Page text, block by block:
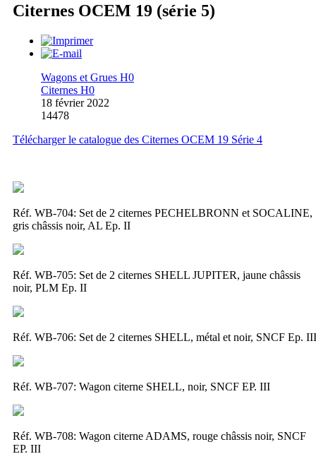
Citernes OCEM 19 (série 5)
Wagons et Grues H0
Citernes H0
18 février 2022
14478
Télécharger le catalogue des Citernes OCEM 19 Série 4
Réf. WB-704: Set de 2 citernes PECHELBRONN et SOCALINE,
gris châssis noir, AL Ep. II
Réf. WB-705: Set de 2 citernes SHELL JUPITER, jaune châssis
noir, PLM Ep. II
Réf. WB-706: Set de 2 citernes SHELL, métal et noir, SNCF Ep. III
Réf. WB-707: Wagon citerne SHELL, noir, SNCF EP. III
Réf. WB-708: Wagon citerne ADAMS, rouge châssis noir, SNCF
EP. III